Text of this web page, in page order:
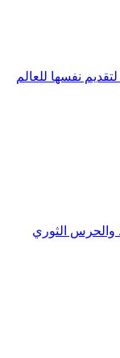
نفسها للعالم
الثوري